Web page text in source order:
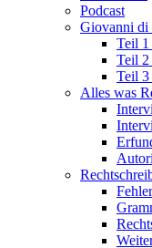
Podcast
Giovanni di
Teil 1
Teil 2
Teil 3
Alles was